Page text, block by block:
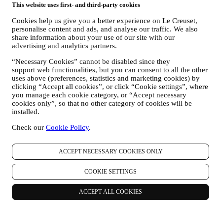
This website uses first- and third-party cookies
Cookies help us give you a better experience on Le Creuset,
personalise content and ads, and analyse our traffic. We also
share information about your use of our site with our
advertising and analytics partners.
“Necessary Cookies” cannot be disabled since they
support web functionalities, but you can consent to all the other
uses above (preferences, statistics and marketing cookies) by
clicking “Accept all cookies”, or click “Cookie settings”, where
you manage each cookie category, or “Accept necessary
cookies only”, so that no other category of cookies will be
installed.
Check our Cookie Policy.
ACCEPT NECESSARY COOKIES ONLY
COOKIE SETTINGS
ACCEPT ALL COOKIES
White
Fresca, clásica y moderna, la colección White ofrece un lienzo en
blanco para la presentación, y convierte tus recetas en el centro de
atención. La colección White es fácil de combinar con toda nuestra
paleta de colores y, a su vez, es tan elegante como para apostarlo
todo en ella.
comprar batería de cocina blanca
inspírate con el color White
Explorar los favoritos de White
Comprar utensilios de cocina de hierro fundido
comprar utensilios para hornear
Comprar servicio de mesa
Comprar accesorios de cocina
shop kettles